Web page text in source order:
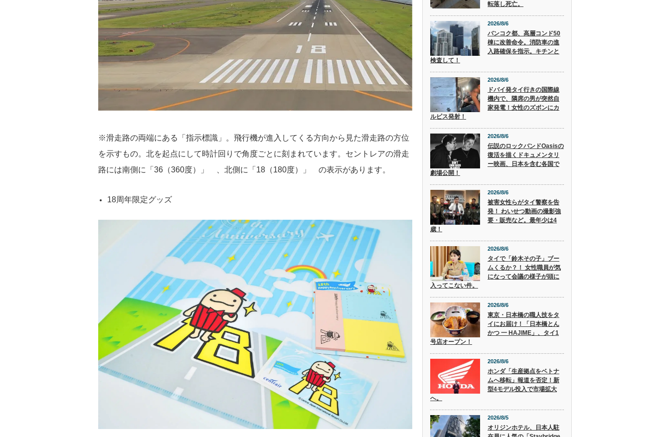
※滑走路の両端にある「指示標識」。飛行機が進入してくる方向から見た滑走路の方位
を示すもの。北を起点にして時計回りで角度ごとに刻まれています。セントレアの滑走
路には南側に「36（360度）」 、北側に「18（180度）」 の表示があります。
18周年限定グッズ
転落し死亡。
2026/8/6
バンコク都、高層コンド50
棟に改善命令。消防車の進
入路確保を指示。キチンと
検査して！
2026/8/6
ドバイ発タイ行きの国際線
機内で、隣席の男が突然自
家発電！女性のズボンにカ
ルピス発射！
2026/8/6
伝説のロックバンドOasisの
復活を描くドキュメンタリ
ー映画、日本を含む各国で
劇場公開！
2026/8/6
被害女性らがタイ警察を告
発！ わいせつ動画の撮影強
要・販売など。最年少は4
歳！
2026/8/6
タイで「鈴木その子」ブー
ムくるか？！ 女性職員が気
になって会議の様子が頭に
入ってこない件。
2026/8/6
東京・日本橋の職人技をタ
イにお届け！「日本橋とん
かつ 一 HAJIME」、タイ1
号店オープン！
2026/8/6
ホンダ「生産拠点をベトナ
ムへ移転」報道を否定！新
型4モデル投入で市場拡大
へ。
2026/8/5
オリジンホテル、日本人駐